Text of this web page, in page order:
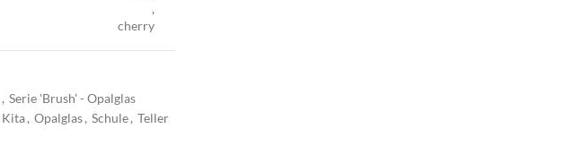
,
cherry
grau
,
grün
, Serie 'Brush' - Opalglas
Kita, Opalglas, Schule, Teller